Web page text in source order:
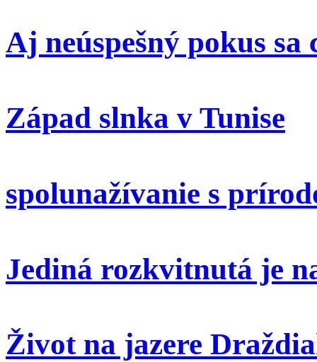
Aj neúspešný pokus sa
Západ slnka v Tunise
spolunažívanie s
Jediná rozkvitnutá je
Život na jazere